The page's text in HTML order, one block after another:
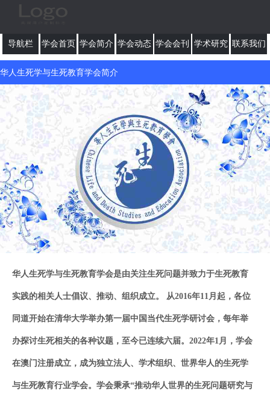
导航栏 学会首页 学会简介 学会动态 学会会刊 学术研究 联系我们
华人生死学与生死教育学会简介
华人生死学与生死教育学会是由关注生死问题并致力于生死教育
实践的相关人士倡议、推动、组织成立。 从2016年11月起，各位
同道开始在清华大学举办第一届中国当代生死学研讨会，每年举
办探讨生死相关的各种议题，至今已连续六届。2022年1月，学会
在澳门注册成立，成为独立法人、学术组织、世界华人的生死学
与生死教育行业学会。学会秉承“推动华人世界的生死问题研究与